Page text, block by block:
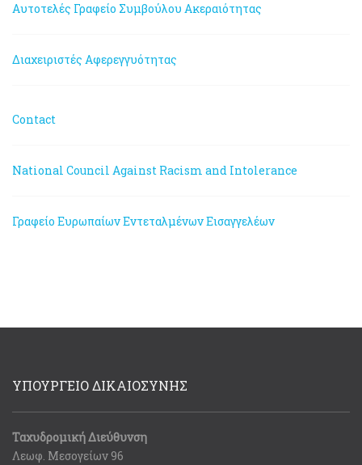
Αυτοτελές Γραφείο Συμβούλου Ακεραιότητας
Διαχειριστές Αφερεγγυότητας
Contact
National Council Against Racism and Intolerance
Γραφείο Ευρωπαίων Εντεταλμένων Εισαγγελέων
ΥΠΟΥΡΓΕΙΟ ΔΙΚΑΙΟΣΥΝΗΣ
Ταχυδρομική Διεύθυνση
Λεωφ. Μεσογείων 96